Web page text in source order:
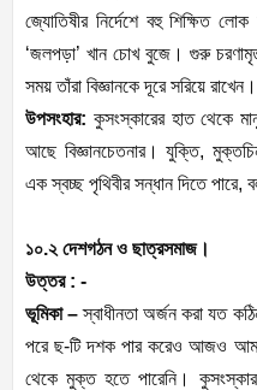
জ্যোতিষীর নির্দেশে বহু শিক্ষিত
‘জলপড়া’ খান চোখ বুজে। গুরু
সময় তাঁরা বিজ্ঞানকে দূরে সরিয়ে রাখেন।
উপসংহার: কুসংস্কারের হাত থেকে
আছে বিজ্ঞানচেতনার। যুক্তি,
এক স্বচ্ছ পৃথিবীর সন্ধান দিতে পারে,
১০.২ দেশগঠন ও ছাত্রসমাজ।
উত্তর : -
ভূমিকা –স্বাধীনতা অর্জন করা যত
পরে ছ-টি দশক পার করেও আজও
থেকে মুক্ত হতে পারেনি।